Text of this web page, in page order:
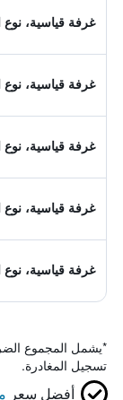
غرفة قياسية،
غرفة قياسية،
غرفة قياسية،
غرفة قياسية،
غرفة قياسية،
*يشمل المجموع
تسجيل المغادرة.
أفضل سعر